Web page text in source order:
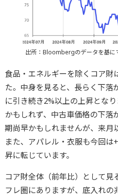
出所：Bloombergのデータを基に
食品・エネルギーを除くコア財
た。中身を見ると、長らく下落
に引き続き2%以上の上昇とな
かもしれず、中古車価格の下落
期尚早かもしれませんが、来月
また、アパレル・衣服も今回は
昇に転じています。
コア財全体（前年比）として見
フレ圏にありますが、底入れ